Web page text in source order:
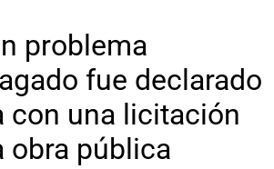
problema
fue declarado
con una licitación
obra pública